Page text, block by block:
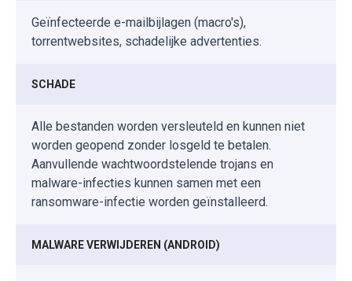
Geïnfecteerde e-mailbijlagen (macro's),
torrentwebsites, schadelijke advertenties.
SCHADE
Alle bestanden worden versleuteld en kunnen niet
worden geopend zonder losgeld te betalen.
Aanvullende wachtwoordstelende trojans en
malware-infecties kunnen samen met een
ransomware-infectie worden geïnstalleerd.
MALWARE VERWIJDEREN (ANDROID)